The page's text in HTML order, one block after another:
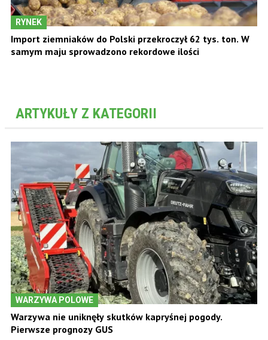
RYNEK
Import ziemniaków do Polski przekroczył 62 tys. ton. W
samym maju sprowadzono rekordowe ilości
ARTYKUŁY Z KATEGORII
WARZYWA POLOWE
Warzywa nie uniknęły skutków kapryśnej pogody.
Pierwsze prognozy GUS